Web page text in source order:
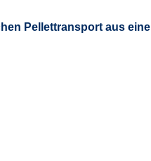
Pellettransport aus